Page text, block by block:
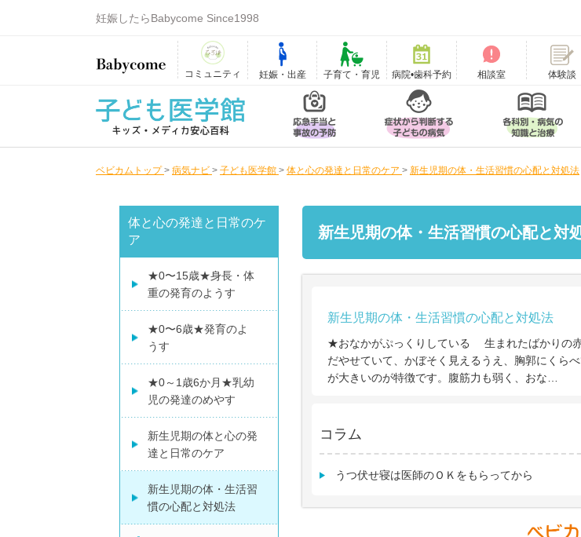
妊娠したらBabycome Since1998
コミュニティ 妊娠・出産 子育て・育児 病院•歯科予約 相談室 体験談
ベビカムトップ > 病気ナビ > 子ども医学館 > 体と心の発達と日常のケア > 新生児期の体・生活習慣の心配と対処法
新生児期の体・生活習慣の心配と対
新生児期の体・生活習慣の心配と対処法
★おなかがぷっくりしている 生まれたばかりの
だやせていて、かぼそく見えるうえ、胸郭にくら
が大きいのが特徴です。腹筋力も弱く、おな…
コラム
うつ伏せ寝は医師のＯＫをもらってから
体と心の発達と日常のケ
ア
★0〜15歳★身長・体
重の発育のようす
★0〜6歳★発育のよ
うす
★0～1歳6か月★乳幼
児の発達のめやす
新生児期の体と心の発
達と日常のケア
新生児期の体・生活習
慣の心配と対処法